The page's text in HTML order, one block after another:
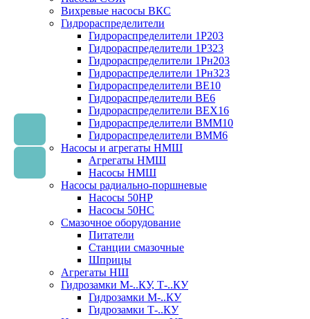
Вихревые насосы ВКС
Гидрораспределители
Гидрораспределители 1Р203
Гидрораспределители 1Р323
Гидрораспределители 1Рн203
Гидрораспределители 1Рн323
Гидрораспределители ВЕ10
Гидрораспределители ВЕ6
Гидрораспределители ВЕХ16
Гидрораспределители ВММ10
Гидрораспределители ВММ6
Насосы и агрегаты НМШ
Агрегаты НМШ
Насосы НМШ
Насосы радиально-поршневые
Насосы 50НР
Насосы 50НС
Смазочное оборудование
Питатели
Станции смазочные
Шприцы
Агрегаты НШ
Гидрозамки М-..КУ, Т-..КУ
Гидрозамки М-..КУ
Гидрозамки Т-..КУ